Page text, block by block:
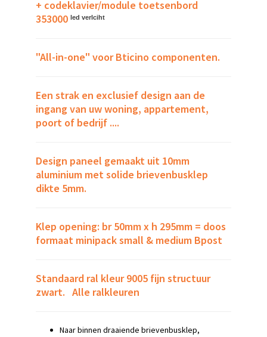
+ codeklavier/module toetsenbord
353000 led verlciht
"All-in-one" voor Bticino componenten.
Een strak en exclusief design aan de
ingang van uw woning, appartement,
poort of bedrijf ....
Design paneel gemaakt uit 10mm
aluminium met solide brievenbusklep
dikte 5mm.
Klep opening: br 50mm x h 295mm = doos
formaat minipack small & medium Bpost
Standaard ral kleur 9005 fijn structuur
zwart. Alle ralkleuren
Naar binnen draaiende brievenbusklep,